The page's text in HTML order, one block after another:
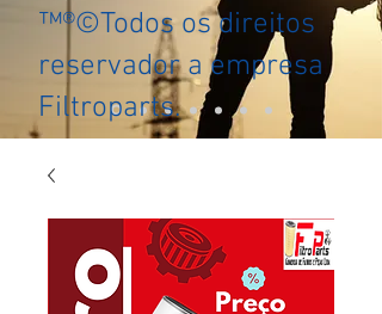
™®©Todos os direitos
reservador a empresa
Filtroparts.